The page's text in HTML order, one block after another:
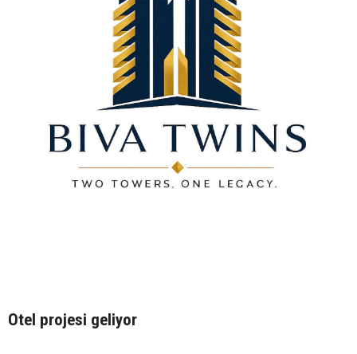
Otel projesi geliyor